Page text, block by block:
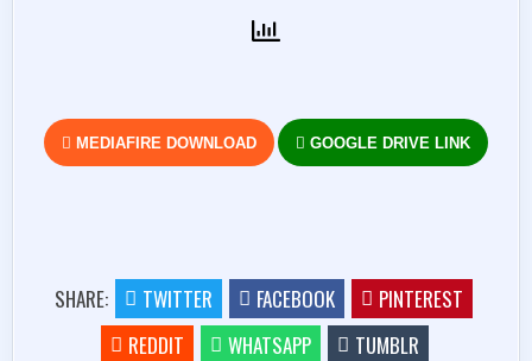
MEDIAFIRE DOWNLOAD GOOGLE DRIVE LINK
SHARE: TWITTER FACEBOOK
PINTEREST
REDDIT
WHATSAPP TUMBLR